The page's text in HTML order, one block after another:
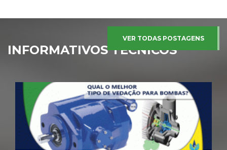
INFORMATIVOS TÉCNICOS
VER TODAS POSTAGENS